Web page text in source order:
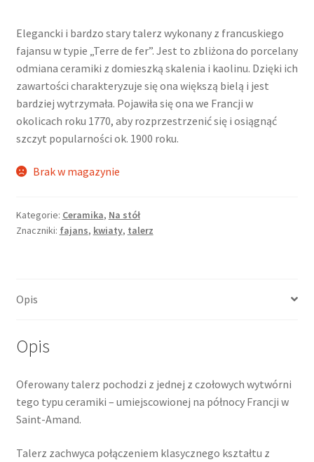
Elegancki i bardzo stary talerz wykonany z francuskiego
fajansu w typie „Terre de fer”. Jest to zbliżona do porcelany
odmiana ceramiki z domieszką skalenia i kaolinu. Dzięki ich
zawartości charakteryzuje się ona większą bielą i jest
bardziej wytrzymała. Pojawiła się ona we Francji w
okolicach roku 1770, aby rozprzestrzenić się i osiągnąć
szczyt popularności ok. 1900 roku.
Brak w magazynie
Kategorie: Ceramika, Na stół
Znaczniki: fajans, kwiaty, talerz
Opis
Opis
Oferowany talerz pochodzi z jednej z czołowych wytwórni
tego typu ceramiki – umiejscowionej na północy Francji w
Saint-Amand.
Talerz zachwyca połączeniem klasycznego kształtu z